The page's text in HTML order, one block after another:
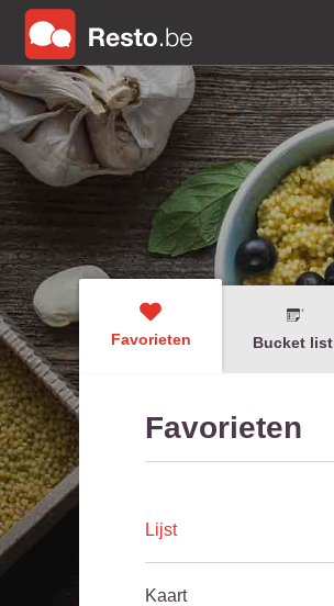
Favorieten Bucket list
Favorieten
Lijst
Kaart